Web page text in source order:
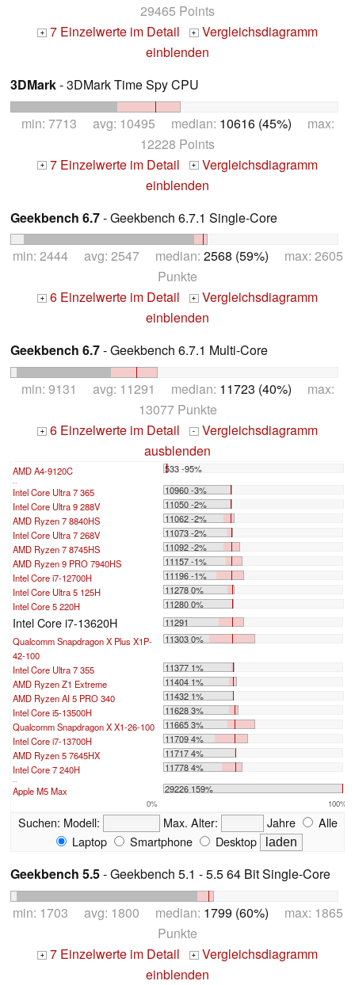
29465 Points
+ 7 Einzelwerte im Detail + Vergleichsdiagramm
einblenden
3DMark- 3DMark Time Spy CPU
min: 7713 avg: 10495 median: 10616 (45%) max:
12228 Points
+ 7 Einzelwerte im Detail + Vergleichsdiagramm
einblenden
Geekbench 6.7- Geekbench 6.7.1 Single-Core
min: 2444 avg: 2547 median: 2568 (59%) max: 2605
Punkte
+ 6 Einzelwerte im Detail + Vergleichsdiagramm
einblenden
Geekbench 6.7- Geekbench 6.7.1 Multi-Core
min: 9131 avg: 11291 median: 11723 (40%) max:
13077 Punkte
+ 6 Einzelwerte im Detail - Vergleichsdiagramm
ausblenden
AMD A4-9120C 533 -95%
...
Intel Core Ultra 7 365
10960 -3%
Intel Core Ultra 9 288V
11050 -2%
AMD Ryzen 7 8840HS
11062 -2%
Intel Core Ultra 7 268V
11073 -2%
AMD Ryzen 7 8745HS
11092 -2%
AMD Ryzen 9 PRO 7940HS
11157 -1%
Intel Core i7-12700H
11196 -1%
Intel Core Ultra 5 125H
11278 0%
Intel Core 5 220H
11280 0%
Intel Core i7-13620H
11291
Qualcomm Snapdragon X Plus X1P-
42-100
11303 0%
Intel Core Ultra 7 355
11377 1%
AMD Ryzen Z1 Extreme
11404 1%
AMD Ryzen AI 5 PRO 340
11432 1%
Intel Core i5-13500H
11628 3%
Qualcomm Snapdragon X X1-26-100
11665 3%
Intel Core i7-13700H
11709 4%
AMD Ryzen 5 7645HX
11717 4%
Intel Core 7 240H
11778 4%
...
Apple M5 Max 29226 159%
0% 100%
Suchen: Modell: Max. Alter: Jahre
Alle
Laptop
Smartphone Desktop
Geekbench 5.5- Geekbench 5.1 - 5.5 64 Bit Single-Core
min: 1703 avg: 1800 median: 1799 (60%) max: 1865
Punkte
+ 7 Einzelwerte im Detail + Vergleichsdiagramm
einblenden